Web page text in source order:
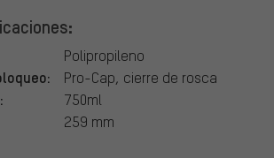
Polipropileno
Pro-Cap, cierre de rosca
750ml
259 mm